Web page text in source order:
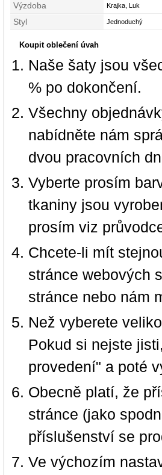
Výzdoba Krajka, Luk
Styl Jednoduchý
Koupit oblečení úvah
Naše šaty jsou
% po dokončení.
Všechny
nabídněte nám
dvou pracovních
Vyberte prosím
tkaniny jsou
prosím viz
Chcete-li mít
stránce webových
stránce nebo nám
Než vyberete
Pokud si nejste
provedení" a poté
Obecně platí, že
stránce (jako
příslušenství se
Ve výchozím